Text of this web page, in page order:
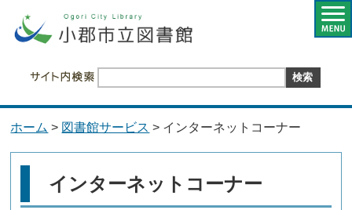
ホーム > 図書館サービス > インターネットコーナー
インターネットコーナー